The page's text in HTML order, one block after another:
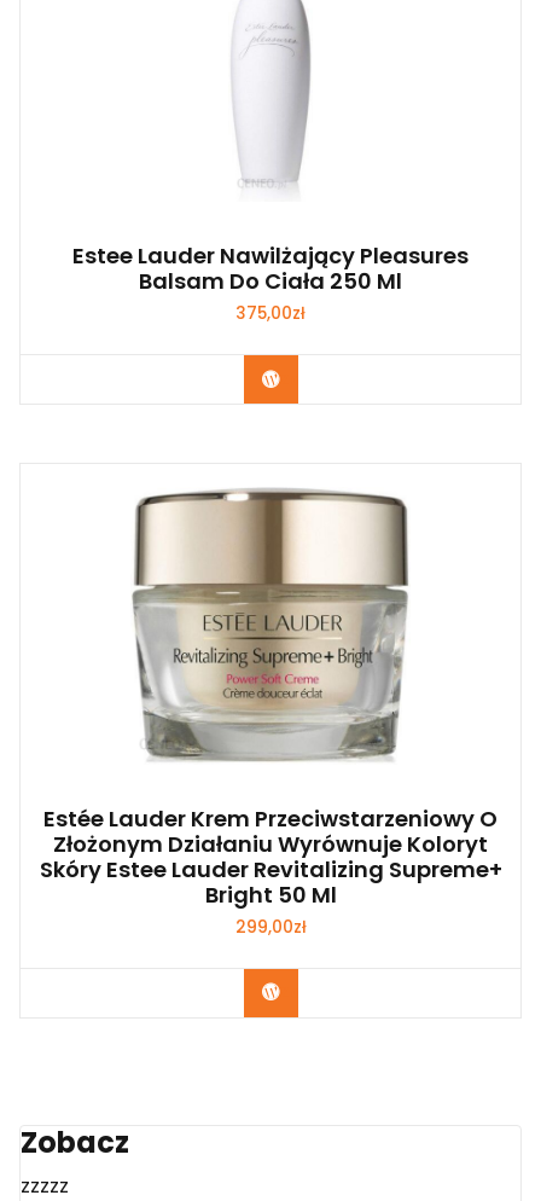
Estee Lauder Nawilżający Pleasures
Balsam Do Ciała 250 Ml
375,00zł
Zobacz
Estée Lauder Krem Przeciwstarzeniowy O
Złożonym Działaniu Wyrównuje Koloryt
Skóry Estee Lauder Revitalizing Supreme+
Bright 50 Ml
299,00zł
Zobacz
Zobacz
zzzzz